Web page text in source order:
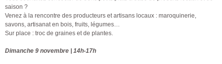
saison ?
Venez à la rencontre des producteurs et artisans locaux : maroquinerie,
savons, artisanat en bois, fruits, légumes…
Sur place : troc de graines et de plantes.
Dimanche 9 novembre | 14h-17h